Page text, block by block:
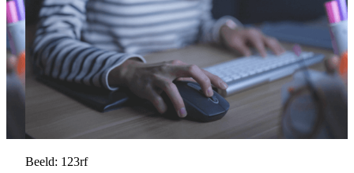
Beeld: 123rf